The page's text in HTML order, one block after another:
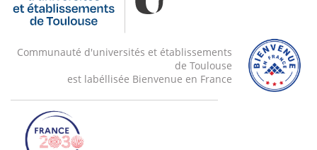
Communauté d'universités et établissements
de Toulouse
est labéllisée Bienvenue en France